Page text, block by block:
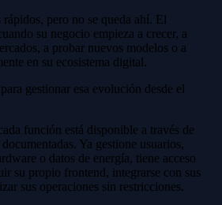
pero no se queda ahí. El
su negocio empieza a crecer, a
a probar nuevos modelos o a
en su ecosistema digital.
gestionar esa evolución desde el
función está disponible a través de
Ya gestione usuarios,
o datos de energía, tiene acceso
su propio frontend, integrarse con sus
sus operaciones sin restricciones.